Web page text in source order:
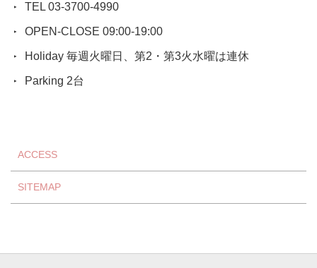
TEL 03-3700-4990
OPEN-CLOSE 09:00-19:00
Holiday 毎週火曜日、第2・第3火水曜は連休
Parking 2台
ACCESS
SITEMAP